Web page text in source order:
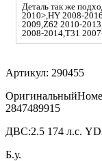
Деталь так же
2010>,HY 2008-
2009,Z62 2010-
2008-2014,T31
Артикул: 290455
2847489915
ДВС:2.5 174 л.с.
Б.у.